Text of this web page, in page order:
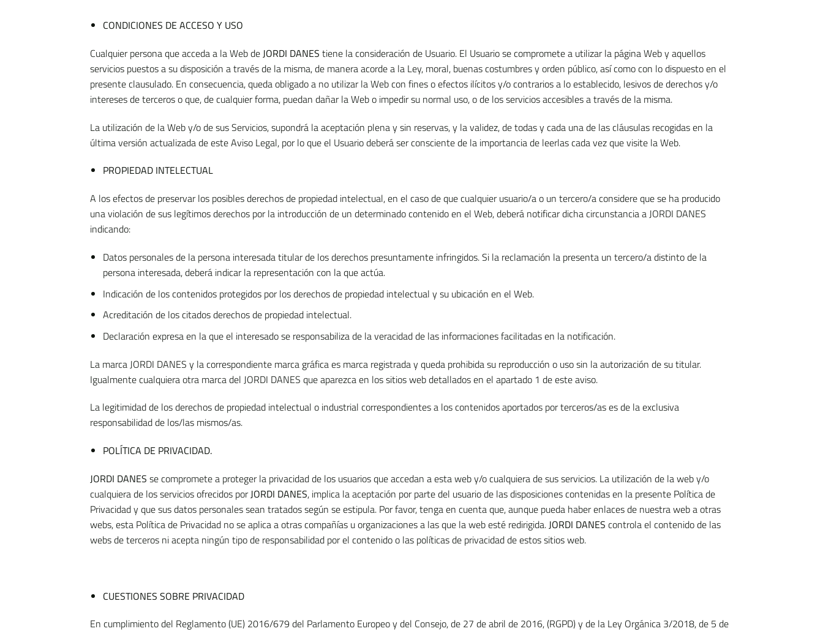
CONDICIONES DE ACCESO Y USO
Cualquier persona que acceda a la Web de JORDI DANES tiene la consideración de Usuario. El Usuario se compromete a utilizar la página Web y aquellos
servicios puestos a su disposición a través de la misma, de manera acorde a la Ley, moral, buenas costumbres y orden público, así como con lo dispuesto en el
presente clausulado. En consecuencia, queda obligado a no utilizar la Web con fines o efectos ilícitos y/o contrarios a lo establecido, lesivos de derechos y/o
intereses de terceros o que, de cualquier forma, puedan dañar la Web o impedir su normal uso, o de los servicios accesibles a través de la misma.
La utilización de la Web y/o de sus Servicios, supondrá la aceptación plena y sin reservas, y la validez, de todas y cada una de las cláusulas recogidas en la
última versión actualizada de este Aviso Legal, por lo que el Usuario deberá ser consciente de la importancia de leerlas cada vez que visite la Web.
PROPIEDAD INTELECTUAL
A los efectos de preservar los posibles derechos de propiedad intelectual, en el caso de que cualquier usuario/a o un tercero/a considere que se ha producido
una violación de sus legítimos derechos por la introducción de un determinado contenido en el Web, deberá notificar dicha circunstancia a JORDI DANES
indicando:
Datos personales de la persona interesada titular de los derechos presuntamente infringidos. Si la reclamación la presenta un tercero/a distinto de la
persona interesada, deberá indicar la representación con la que actúa.
Indicación de los contenidos protegidos por los derechos de propiedad intelectual y su ubicación en el Web.
Acreditación de los citados derechos de propiedad intelectual.
Declaración expresa en la que el interesado se responsabiliza de la veracidad de las informaciones facilitadas en la notificación.
La marca JORDI DANES y la correspondiente marca gráfica es marca registrada y queda prohibida su reproducción o uso sin la autorización de su titular.
Igualmente cualquiera otra marca del JORDI DANES que aparezca en los sitios web detallados en el apartado 1 de este aviso.
La legitimidad de los derechos de propiedad intelectual o industrial correspondientes a los contenidos aportados por terceros/as es de la exclusiva
responsabilidad de los/las mismos/as.
POLÍTICA DE PRIVACIDAD.
JORDI DANES se compromete a proteger la privacidad de los usuarios que accedan a esta web y/o cualquiera de sus servicios. La utilización de la web y/o
cualquiera de los servicios ofrecidos porJORDI DANES, implica la aceptación por parte del usuario de las disposiciones contenidas en la presente Política de
Privacidad y que sus datos personales sean tratados según se estipula. Por favor, tenga en cuenta que, aunque pueda haber enlaces de nuestra web a otras
webs, esta Política de Privacidad no se aplica a otras compañías u organizaciones a las que la web esté redirigida.JORDI DANES controla el contenido de las
webs de terceros ni acepta ningún tipo de responsabilidad por el contenido o las políticas de privacidad de estos sitios web.
CUESTIONES SOBRE PRIVACIDAD
En cumplimiento del Reglamento (UE) 2016/679 del Parlamento Europeo y del Consejo, de 27 de abril de 2016, (RGPD) y de la Ley Orgánica 3/2018, de 5 de